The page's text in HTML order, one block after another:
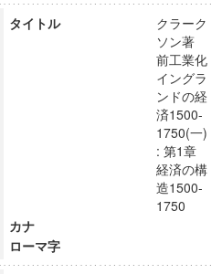
タイトル
クラーク
ソン著
前工業化
イングラ
ンドの経
済1500-
1750(一)
: 第1章
経済の構
造1500-
1750
カナ
ローマ字